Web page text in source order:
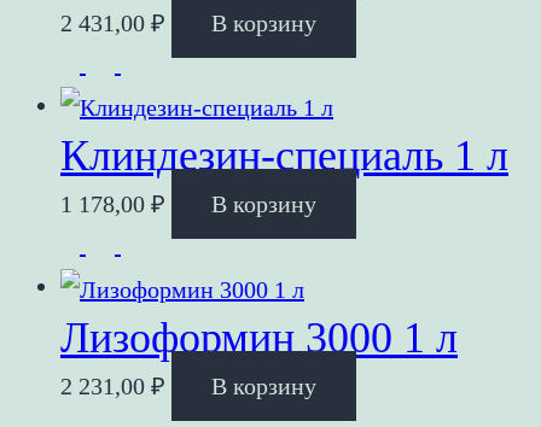
2 431,00 ₽ В корзину
Клиндезин-специаль 1 л
1 178,00 ₽ В корзину
Лизоформин 3000 1 л
2 231,00 ₽ В корзину